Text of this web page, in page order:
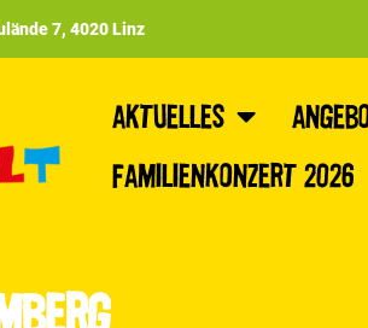
7, 4020 Linz
Aktuelles
Familienkonzert 2026